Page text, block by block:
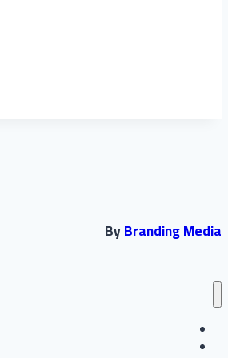
ByBranding Media